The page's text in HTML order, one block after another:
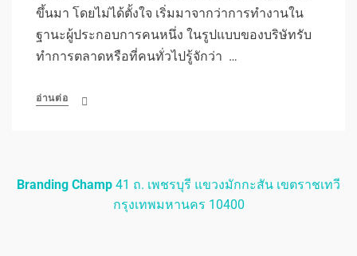
ขึ้นมา โดยไม่ได้ตั้งใจ เริ่มมาจากว่าการทำงานใน
ฐานะผู้ประกอบการคนหนึ่ง ในรูปแบบของบริษัทรับ
ทำการตลาดหรือที่คนทั่วไปรู้จักว่า …
อ่านต่อ
Branding Champ 41 ถ. เพชรบุรี แขวงมักกะสัน เขตราชเทวี
กรุงเทพมหานคร 10400